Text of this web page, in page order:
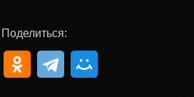
Поделиться: